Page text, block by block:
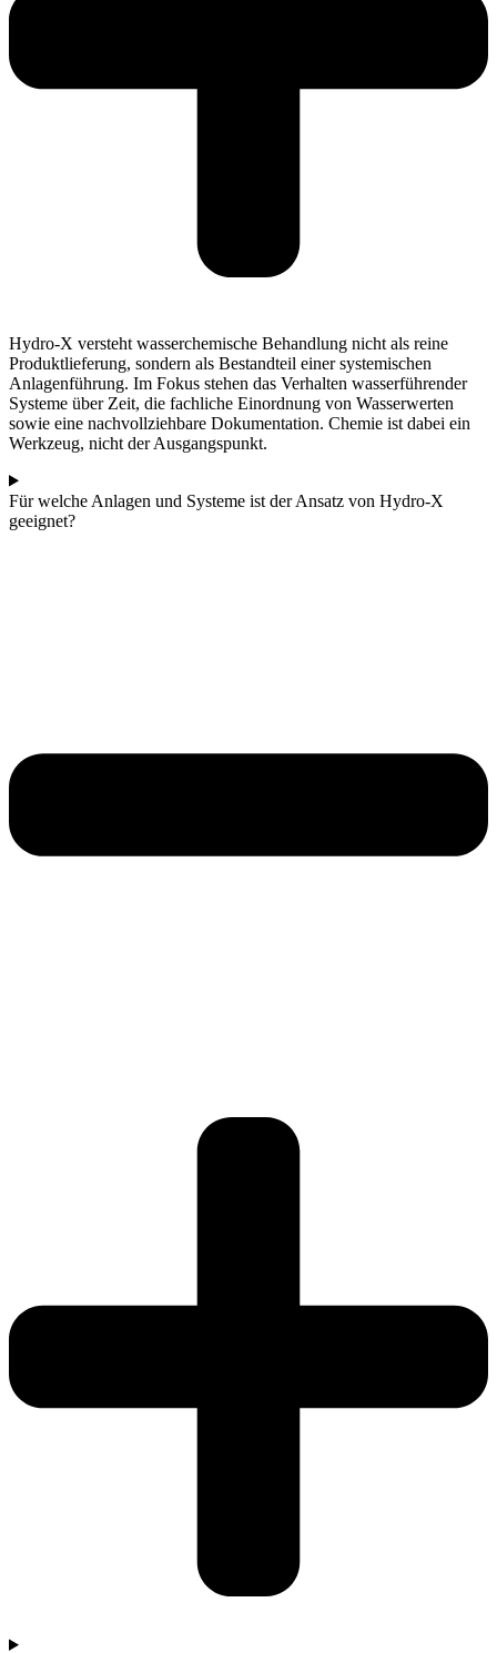
Hydro-X versteht wasserchemische Behandlung nicht als reine
Produktlieferung, sondern als Bestandteil einer systemischen
Anlagenführung. Im Fokus stehen das Verhalten wasserführender
Systeme über Zeit, die fachliche Einordnung von Wasserwerten
sowie eine nachvollziehbare Dokumentation. Chemie ist dabei ein
Werkzeug, nicht der Ausgangspunkt.
Für welche Anlagen und Systeme ist der Ansatz von Hydro-X
geeignet?